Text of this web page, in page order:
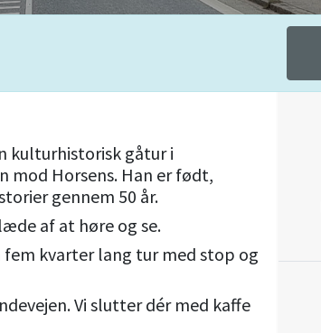
kulturhistorisk gåtur i
mod Horsens. Han er født,
gennem 50 år.
af at høre og se.
fem kvarter lang tur med stop og
Vi slutter dér med kaffe